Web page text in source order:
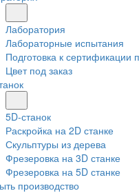
Лаборатория
Лабораторные испытания
Подготовка к
Цвет под заказ
5D-станок
Раскройка на 2D станке
Скульптуры из дерева
Фрезеровка на 3D станке
Фрезеровка на 5D станке
производство